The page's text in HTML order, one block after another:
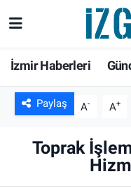
İzmir Haberleri
Paylaş A- A+
Toprak
İZMİR
EKONOMİ
İzmir Hava
İzmir Trafik